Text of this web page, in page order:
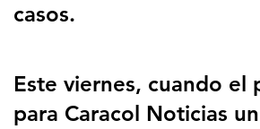
casos.
Este viernes, cuando el
para Caracol Noticias